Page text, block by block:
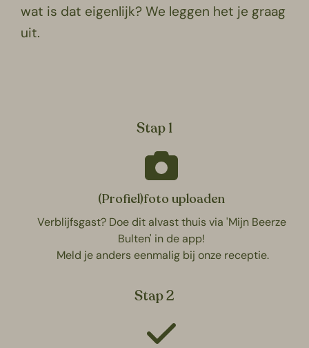
wat is dat eigenlijk? We leggen het je graag
uit.
Stap 1
(Profiel)foto uploaden
Verblijfsgast? Doe dit alvast thuis via 'Mijn Beerze
Bulten' in de app!
Meld je anders eenmalig bij onze receptie.
Stap 2